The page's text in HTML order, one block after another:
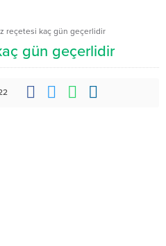
reçetesi kaç gün geçerlidir
gün geçerlidir